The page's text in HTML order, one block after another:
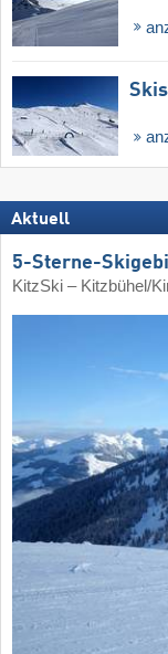
Aktuell
5-Sterne-
KitzSki – Kitzbühel/​